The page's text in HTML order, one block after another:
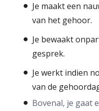
Je maakt een
van het gehoor.
Je bewaakt
gesprek.
Je werkt indien
van de
Bovenal, je gaat